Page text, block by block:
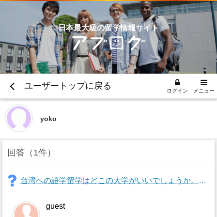
日本最大級の留学情報サイト
ユーザートップに戻る ログイン メニュー
yoko
回答 1件
台湾への語学留学はどこの大学がいいでしょうか。とりあえず台湾大学と文化大学を考えていますが違いは何がおおきいでしょうか?他にもいい大学はありますか?
guest